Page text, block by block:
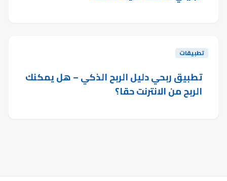
تطبيقات
تطبيق ربحي دليل الربح الذكي – هل يمكنك
الربح من الانترنت حقا؟